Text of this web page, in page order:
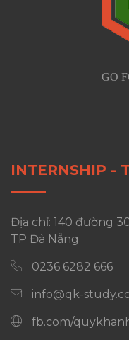
GO
INTERNSHIP -
Địa chỉ: 140 đường
TP Đà Nẵng
0236 6282 666
info@qk-
fb.com/